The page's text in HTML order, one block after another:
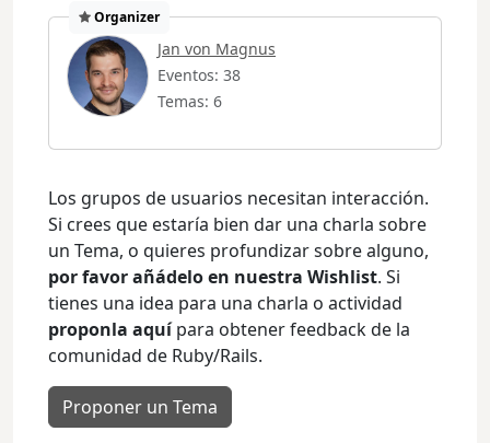
Organizer
Jan von Magnus
Eventos: 38
Temas: 6
Los grupos de usuarios necesitan interacción.
Si crees que estaría bien dar una charla sobre
un Tema, o quieres profundizar sobre alguno,
por favor añádelo en nuestra Wishlist. Si
tienes una idea para una charla o actividad
proponla aquípara obtener feedback de la
comunidad de Ruby/Rails.
Proponer un Tema